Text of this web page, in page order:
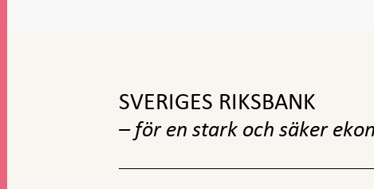
SVERIGES RIKSBANK
– för en stark och säker